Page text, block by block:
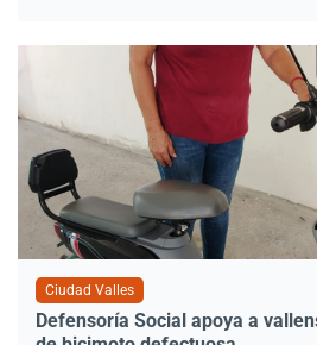
Ciudad Valles
Defensoría Social apoya a